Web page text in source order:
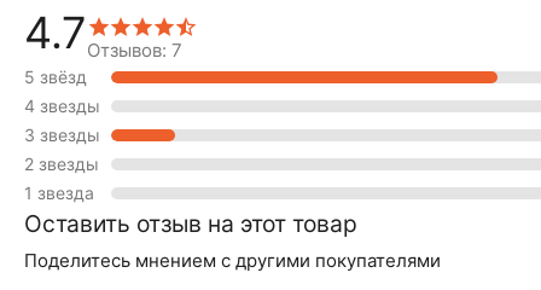
4.7Отзывов: 7
5 звёзд
4 звезды
3 звезды
2 звезды
1 звезда
Оставить отзыв на этот товар
Поделитесь мнением с другими покупателями